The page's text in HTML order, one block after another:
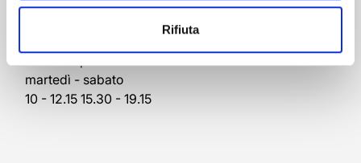
Rifiuta
+39 030 42109
martedì - sabato
10 - 12.15 15.30 - 19.15